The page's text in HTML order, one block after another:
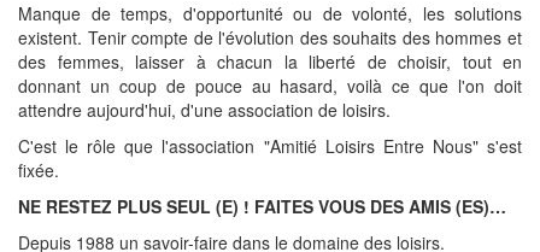
Manque de temps, d'opportunité ou de volonté, les solutions
existent. Tenir compte de l'évolution des souhaits des hommes et
des femmes, laisser à chacun la liberté de choisir, tout en
donnant un coup de pouce au hasard, voilà ce que l'on doit
attendre aujourd'hui, d'une association de loisirs.
C'est le rôle que l'association "Amitié Loisirs Entre Nous" s'est
fixée.
NE RESTEZ PLUS SEUL (E) ! FAITES VOUS DES AMIS (ES)…
Depuis 1988 un savoir-faire dans le domaine des loisirs.